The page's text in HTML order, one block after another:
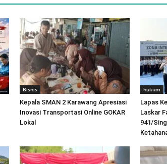
Bisnis
Kepala SMAN 2 Karawang Apresiasi
Inovasi Transportasi Online GOKAR
Lokal
hukum
Lapas
Laskar
941/